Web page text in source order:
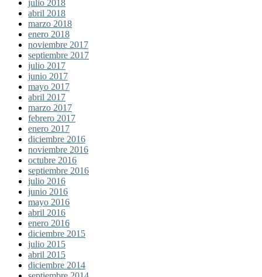
julio 2018
abril 2018
marzo 2018
enero 2018
noviembre 2017
septiembre 2017
julio 2017
junio 2017
mayo 2017
abril 2017
marzo 2017
febrero 2017
enero 2017
diciembre 2016
noviembre 2016
octubre 2016
septiembre 2016
julio 2016
junio 2016
mayo 2016
abril 2016
enero 2016
diciembre 2015
julio 2015
abril 2015
diciembre 2014